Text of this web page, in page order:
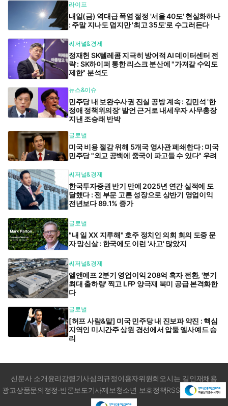
라이프
내일(금) 역대급 폭염 절정 '서울 40도' 현실화하나
: 주말 지나도 덥지만 '최고 35도'로 수그러든다
씨저널&경제
정재헌 SK텔레콤 지극히 방어적 AI 데이터센터 전
략 : SK하이퍼 통한 리스크 분산에 "가져갈 수익도
제한" 분석도
뉴스&이슈
민주당 내 보완수사권 진실 공방 계속 : 김민석 '한
정애 정책위의장' 발언 근거로 내세우자 사무총장
지낸 조승래 반박
글로벌
미국 비용 절감 위해 5개국 영사관 폐쇄한다 : 미국
민주당 "외교 공백에 중국이 파고들 수 있다" 우려
씨저널&경제
한국투자증권 반기 만에 2025년 연간 실적에 도
달했다 : 전 부문 고른 성장으로 상반기 영업이익
전년보다 89.1% 증가
글로벌
"내 일 XX 지루해" 호주 정치인 의회 회의 도중 문
자 망신살 : 한국에도 이런 '사고' 많았지
씨저널&경제
엘앤에프 2분기 영업이익 208억 흑자 전환, '분기
최대 출하량' 찍고 LFP 양극재 북미 공급 본격화한
다
글로벌
[허프 사람&말] 미국 민주당 내 진보파 약진 : 핵심
지역인 미시간주 상원 경선에서 압둘 엘사예드 승
리
신문사 소개윤리강령기사심의규정이용자위원회오시는 길인재채용
광고상품문의정정·반론보도기사제보청소년 보호정책RSS